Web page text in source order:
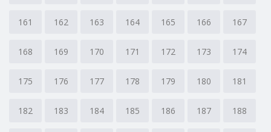
161 162 163 164 165 166 167
168 169 170 171 172 173 174
175 176 177 178 179 180 181
182 183 184 185 186 187 188